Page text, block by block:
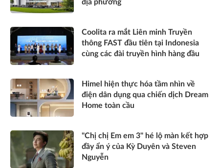
địa phương
Coolita ra mắt Liên minh Truyền
thông FAST đầu tiên tại Indonesia
cùng các đài truyền hình hàng đầu
Himel hiện thực hóa tầm nhìn về
điện dân dụng qua chiến dịch Dream
Home toàn cầu
"Chị chị Em em 3" hé lộ màn kết hợp
đầy ẩn ý của Kỳ Duyên và Steven
Nguyễn